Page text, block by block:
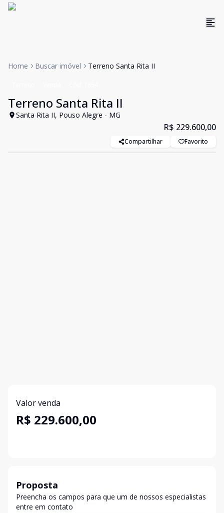
Home Buscar imóvel Terreno Santa Rita II
Terreno Santa Rita II
Santa Rita II, Pouso Alegre - MG
R$ 229.600,00
Compartilhar Favorito
Valor venda
R$ 229.600,00
Proposta
Preencha os campos para que um de nossos especialistas
entre em contato